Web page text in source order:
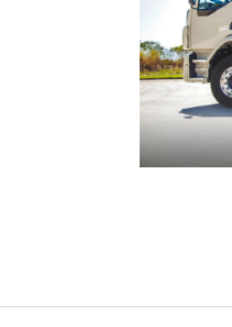
Carreras en Liebherr